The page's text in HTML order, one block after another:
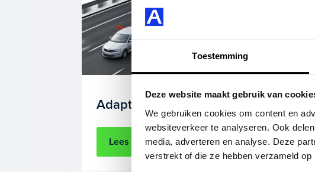
Toestemming
Deze website maakt gebruik van
We gebruiken cookies om content en
websiteverkeer te analyseren. Ook
media, adverteren en analyse. Deze
verstrekt of die ze hebben verzameld
Adaptive Cruise Control
Lees meer